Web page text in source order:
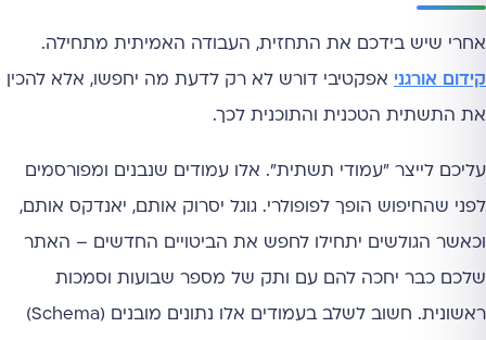
אחרי שיש בידכם את התחזית, העבודה האמיתית מתחילה.
קידום אורגני אפקטיבי דורש לא רק לדעת מה יחפשו, אלא להכין
את התשתית הטכנית והתוכנית לכך.
עליכם לייצר "עמודי תשתית". אלו עמודים שנבנים ומפורסמים
לפני שהחיפוש הופך לפופולרי. גוגל יסרוק אותם, יאנדקס אותם,
וכאשר הגולשים יתחילו לחפש את הביטויים החדשים – האתר
שלכם כבר יחכה להם עם ותק של מספר שבועות וסמכות
ראשונית. חשוב לשלב בעמודים אלו נתונים מובנים (Schema)